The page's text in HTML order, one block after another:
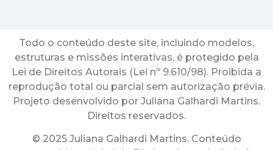
Todo o conteúdo deste site, incluindo modelos,
estruturas e missões interativas, é protegido pela
Lei de Direitos Autorais (Lei nº 9.610/98). Proibida a
reprodução total ou parcial sem autorização prévia.
Projeto desenvolvido por Juliana Galhardi Martins.
Direitos reservados.
© 2025 Juliana Galhardi Martins. Conteúdo